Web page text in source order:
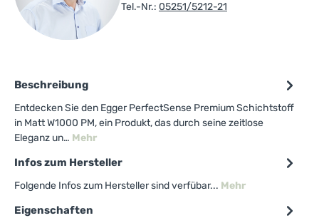
Tel.-Nr.: 05251/5212-21
Beschreibung
Entdecken Sie den Egger PerfectSense Premium Schichtstoff
in Matt W1000 PM, ein Produkt, das durch seine zeitlose
Eleganz un… Mehr
Infos zum Hersteller
Folgende Infos zum Hersteller sind verfübar... Mehr
Eigenschaften